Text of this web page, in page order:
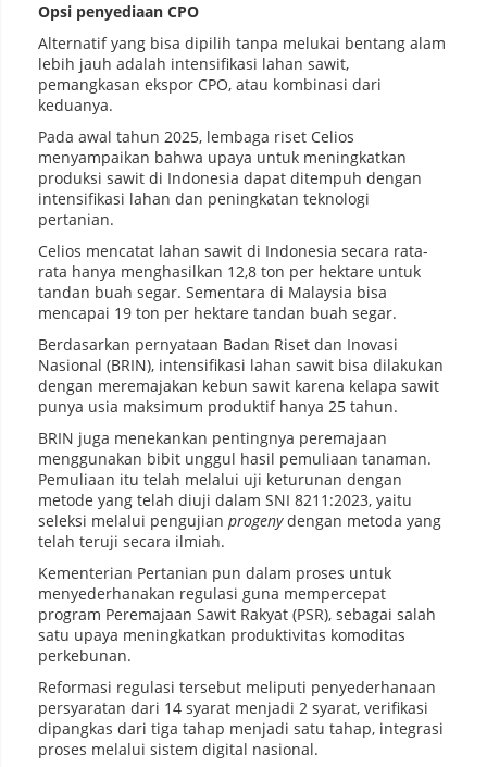
Opsi penyediaan CPO
Alternatif yang bisa dipilih tanpa melukai bentang alam
lebih jauh adalah intensifikasi lahan sawit,
pemangkasan ekspor CPO, atau kombinasi dari
keduanya.
Pada awal tahun 2025, lembaga riset Celios
menyampaikan bahwa upaya untuk meningkatkan
produksi sawit di Indonesia dapat ditempuh dengan
intensifikasi lahan dan peningkatan teknologi
pertanian.
Celios mencatat lahan sawit di Indonesia secara rata-
rata hanya menghasilkan 12,8 ton per hektare untuk
tandan buah segar. Sementara di Malaysia bisa
mencapai 19 ton per hektare tandan buah segar.
Berdasarkan pernyataan Badan Riset dan Inovasi
Nasional (BRIN), intensifikasi lahan sawit bisa dilakukan
dengan meremajakan kebun sawit karena kelapa sawit
punya usia maksimum produktif hanya 25 tahun.
BRIN juga menekankan pentingnya peremajaan
menggunakan bibit unggul hasil pemuliaan tanaman.
Pemuliaan itu telah melalui uji keturunan dengan
metode yang telah diuji dalam SNI 8211:2023, yaitu
seleksi melalui pengujian progenydengan metoda yang
telah teruji secara ilmiah.
Kementerian Pertanian pun dalam proses untuk
menyederhanakan regulasi guna mempercepat
program Peremajaan Sawit Rakyat (PSR), sebagai salah
satu upaya meningkatkan produktivitas komoditas
perkebunan.
Reformasi regulasi tersebut meliputi penyederhanaan
persyaratan dari 14 syarat menjadi 2 syarat, verifikasi
dipangkas dari tiga tahap menjadi satu tahap, integrasi
proses melalui sistem digital nasional.